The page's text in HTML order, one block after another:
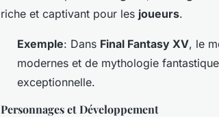
riche et captivant pour les joueurs.
Exemple: Dans Final Fantasy XV, le
modernes et de mythologie
exceptionnelle.
Personnages et Développement